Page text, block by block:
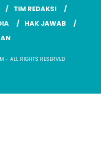
TIM REDAKSI
HAK JAWAB
- ALL RIGHTS RESERVED